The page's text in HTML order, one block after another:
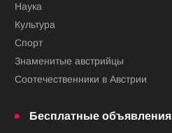
Наука
Культура
Спорт
Знаменитые австрийцы
Соотечественники в Австрии
Бесплатные объявления